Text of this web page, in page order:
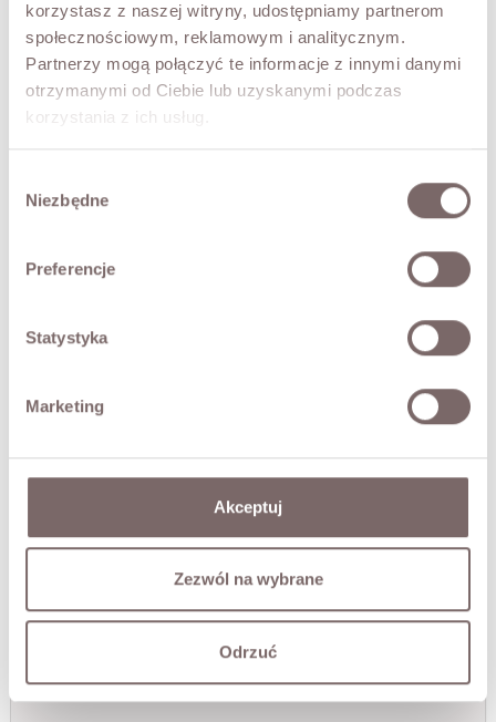
korzystasz z naszej witryny, udostępniamy partnerom
społecznościowym, reklamowym i analitycznym.
Partnerzy mogą połączyć te informacje z innymi danymi
otrzymanymi od Ciebie lub uzyskanymi podczas
korzystania z ich usług.
zgody
Niezbędne
Preferencje
Statystyka
Marketing
Akceptuj
Zezwól na wybrane
Odrzuć
POWIADOM MNIE
NOWOŚĆ!
jesienno-zimowym. Jej ponadczasowy design łączy w
eleganckie stylizacje.
charakteru. Kamizelka sprawdzi się w połączeniu z grubymi
swetrami, koszulami czy sukienkami, nadając stylizacji
Modelka ma 173 cm wzrostu i prezentuje rozmiar M
SKŁAD / DODATKOWE INFORMACJE